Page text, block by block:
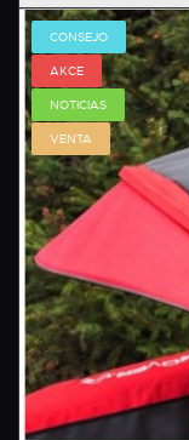
CONSEJO
AKCE
NOTICIAS
VENTA